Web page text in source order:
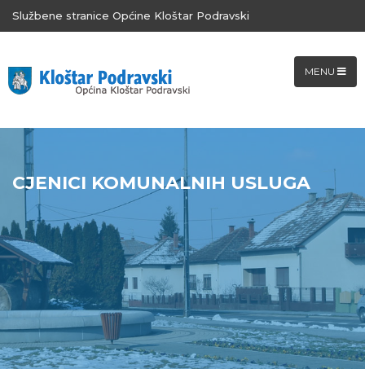
Službene stranice Općine Kloštar Podravski
MENU
CJENICI KOMUNALNIH USLUGA